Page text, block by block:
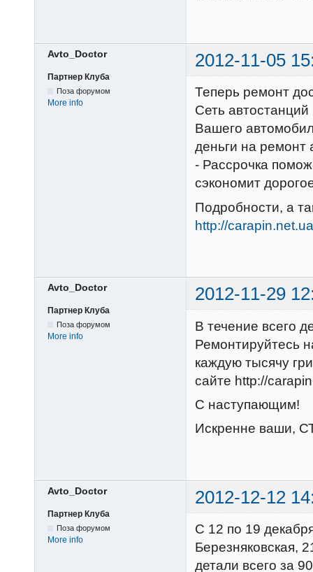
Avto_Doctor 2012-11-05
Партнер Клуба
Поза форумом
More info
Теперь ремонт
Сеть
Вашего
деньги на ремонт
- Рассрочка
сэкономит
Подробности, а
http://
Avto_Doctor 2012-11-29
Партнер Клуба
Поза форумом
More info
В течение всего
Ремонтируйтесь
каждую тысячу
сайте http://
С наступающим!
Искренне ваши,
Avto_Doctor 2012-12-12
Партнер Клуба
Поза форумом
More info
С 12 по 19
Березняковская,
детали всего за